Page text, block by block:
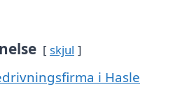
skjul
i Hasle